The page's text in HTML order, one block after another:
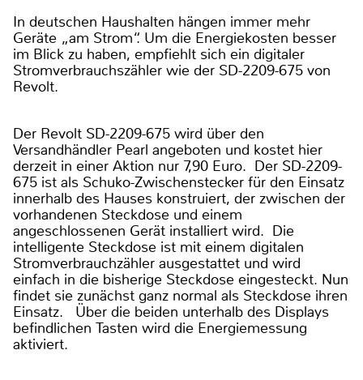
In deutschen Haushalten hängen immer mehr
Geräte „am Strom“. Um die Energiekosten besser
im Blick zu haben, empfiehlt sich ein digitaler
Stromverbrauchszähler wie der SD-2209-675 von
Revolt.
Der Revolt SD-2209-675 wird über den
Versandhändler Pearl angeboten und kostet hier
derzeit in einer Aktion nur 7,90 Euro. Der SD-2209-
675 ist als Schuko-Zwischenstecker für den Einsatz
innerhalb des Hauses konstruiert, der zwischen der
vorhandenen Steckdose und einem
angeschlossenen Gerät installiert wird. Die
intelligente Steckdose ist mit einem digitalen
Stromverbrauchzähler ausgestattet und wird
einfach in die bisherige Steckdose eingesteckt. Nun
findet sie zunächst ganz normal als Steckdose ihren
Einsatz. Über die beiden unterhalb des Displays
befindlichen Tasten wird die Energiemessung
aktiviert.